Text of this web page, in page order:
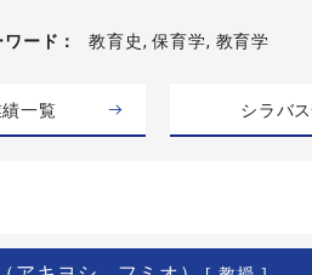
ワード 教育史, 保育学, 教育学
一覧 シラバ